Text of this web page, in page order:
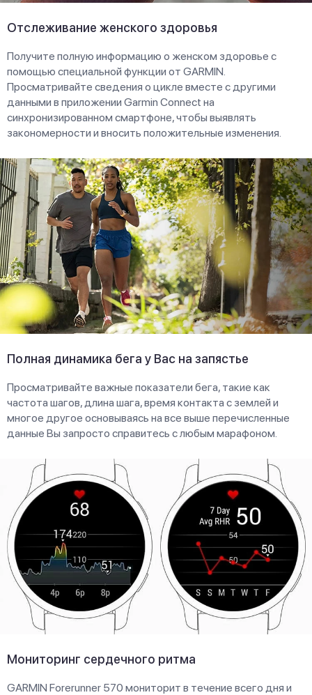
Отслеживание женского здоровья
Получите полную информацию о женском здоровье с
помощью специальной функции от GARMIN.
Просматривайте сведения о цикле вместе с другими
данными в приложении Garmin Connect на
синхронизированном смартфоне, чтобы выявлять
закономерности и вносить положительные изменения.
Полная динамика бега у Вас на запястье
Просматривайте важные показатели бега, такие как
частота шагов, длина шага, время контакта с землей и
многое другое основываясь на все выше перечисленные
данные Вы запросто справитесь с любым марафоном.
Мониторинг сердечного ритма
GARMIN Forerunner 570 мониторит в течение всего дня и